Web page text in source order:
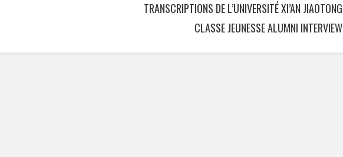
TRANSCRIPTIONS DE L’UNIVERSITÉ XI’AN JIAOTONG
CLASSE JEUNESSE ALUMNI INTERVIEW